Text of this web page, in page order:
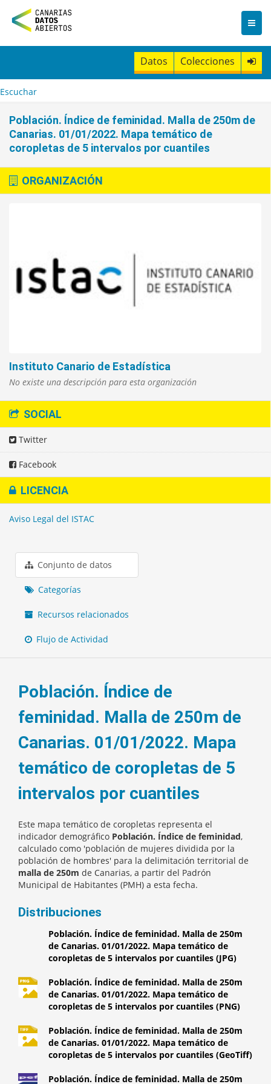
n
t
Datos Colecciones
Escuchar
Población. Índice de feminidad. Malla de 250m de
Canarias. 01/01/2022. Mapa temático de
coropletas de 5 intervalos por cuantiles
ORGANIZACIÓN
Instituto Canario de Estadística
No existe una descripción para esta organización
SOCIAL
Twitter
Facebook
LICENCIA
Aviso Legal del ISTAC
Conjunto de datos
Categorías
Recursos relacionados
Flujo de Actividad
Población. Índice de
feminidad. Malla de 250m de
Canarias. 01/01/2022. Mapa
temático de coropletas de 5
intervalos por cuantiles
Este mapa temático de coropletas representa el
indicador demográfico Población. Índice de feminidad,
calculado como 'población de mujeres dividida por la
población de hombres' para la delimitación territorial de
malla de 250m de Canarias, a partir del Padrón
Municipal de Habitantes (PMH) a esta fecha.
Distribuciones
Población. Índice de feminidad. Malla de 250m
de Canarias. 01/01/2022. Mapa temático de
coropletas de 5 intervalos por cuantiles (JPG)
Población. Índice de feminidad. Malla de 250m
de Canarias. 01/01/2022. Mapa temático de
coropletas de 5 intervalos por cuantiles (PNG)
Población. Índice de feminidad. Malla de 250m
de Canarias. 01/01/2022. Mapa temático de
coropletas de 5 intervalos por cuantiles (GeoTiff)
Población. Índice de feminidad. Malla de 250m